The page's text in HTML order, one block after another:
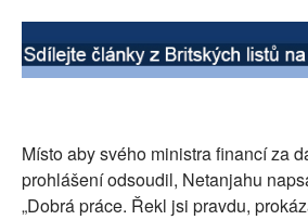
Místo aby svého ministra financí za
prohlášení odsoudil, Netanjahu
„Dobrá práce. Řekl jsi pravdu,